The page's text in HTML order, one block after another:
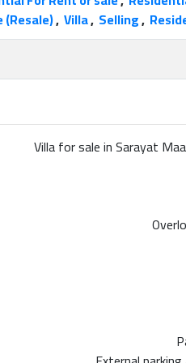
(Resale), Villa, Selling,
Villa for sale in Sarayat